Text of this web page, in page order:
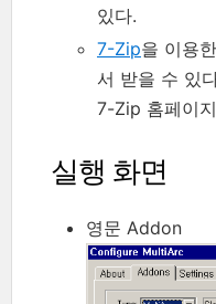
있다.
7-Zip을 이용
서 받을 수 있
7-Zip 홈페이
실행 화면
영문 Addon